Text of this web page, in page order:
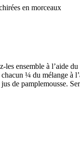
en morceaux
les ensemble à l’aide
¼ du mélange à
de pamplemousse.